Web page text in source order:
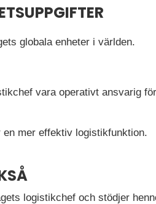
globala enheter i världen.
vara operativt ansvarig
mer effektiv logistikfunktion.
logistikchef och stödjer